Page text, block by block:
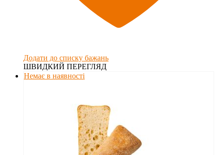
Додати до списку бажань
ШВИДКИЙ ПЕРЕГЛЯД
Немає в наявності